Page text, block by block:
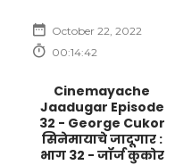
October 22, 2022
00:14:42
Cinemayache
Jaadugar Episode
32 - George Cukor
सिनेमायाचे जादूगार :
भाग 32 - जॉर्ज कुकोर